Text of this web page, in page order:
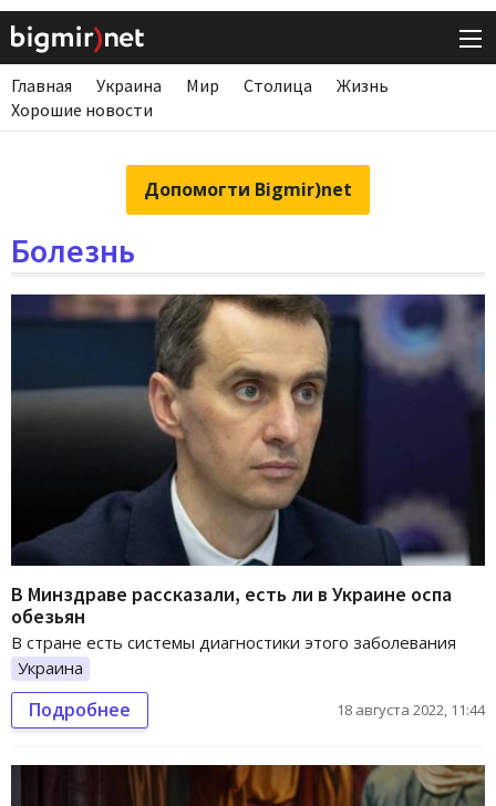
Главная Украина Мир Столица
Жизнь
Хорошие новости
Допомогти Bigmir)net
Болезнь
В Минздраве рассказали, есть ли в Украине оспа
обезьян
В стране есть системы диагностики этого заболевания
Украина
Подробнее 18 августа 2022, 11:44